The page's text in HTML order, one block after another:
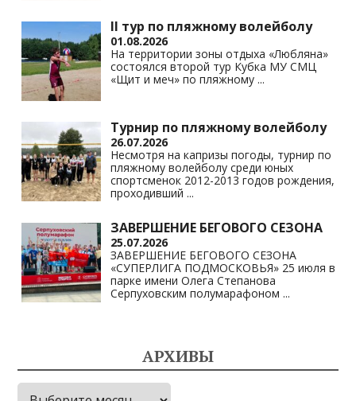
II тур по пляжному волейболу
01.08.2026
На территории зоны отдыха «Любляна»
состоялся второй тур Кубка МУ СМЦ
«Щит и меч» по пляжному ...
Турнир по пляжному волейболу
26.07.2026
Несмотря на капризы погоды, турнир по
пляжному волейболу среди юных
спортсменок 2012-2013 годов рождения,
проходивший ...
ЗАВЕРШЕНИЕ БЕГОВОГО СЕЗОНА
25.07.2026
ЗАВЕРШЕНИЕ БЕГОВОГО СЕЗОНА
«СУПЕРЛИГА ПОДМОСКОВЬЯ» 25 июля в
парке имени Олега Степанова
Серпуховским полумарафоном ...
АРХИВЫ
Архивы